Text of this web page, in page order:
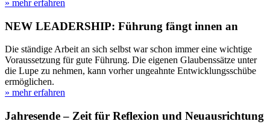
» mehr erfahren
NEW LEADERSHIP: Führung fängt innen an
Die ständige Arbeit an sich selbst war schon immer eine wichtige
Voraussetzung für gute Führung. Die eigenen Glaubenssätze unter
die Lupe zu nehmen, kann vorher ungeahnte Entwicklungsschübe
ermöglichen.
» mehr erfahren
Jahresende – Zeit für Reflexion und Neuausrichtung